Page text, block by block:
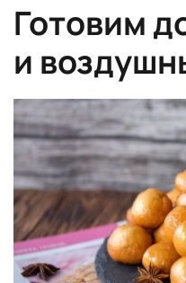
Готовим
и